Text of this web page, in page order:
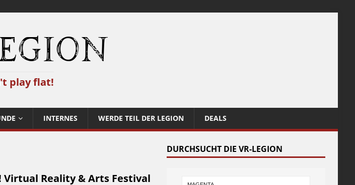
play flat!
INTERNES WERDE TEIL DER LEGION DEALS
Virtual Reality & Arts Festival
DURCHSUCHT DIE VR-LEGION